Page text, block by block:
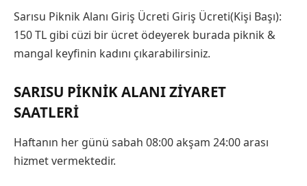
Sarısu Piknik Alanı Giriş Ücreti Giriş Ücreti(Kişi Başı):
150 TL gibi cüzi bir ücret ödeyerek burada piknik &
mangal keyfinin kadını çıkarabilirsiniz.
SARISU PIKNIK ALANI ZIYARET
SAATLERI
Haftanın her günü sabah 08:00 akşam 24:00 arası
hizmet vermektedir.